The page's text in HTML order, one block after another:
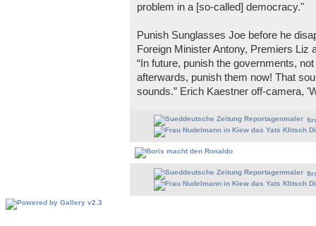
problem in a [so-called] democracy."
Punish Sunglasses Joe before he
Foreign Minister Antony, Premiers Liz
“In future, punish the governments,
afterwards, punish them now! That
sounds.” Erich Kaestner off-camera,